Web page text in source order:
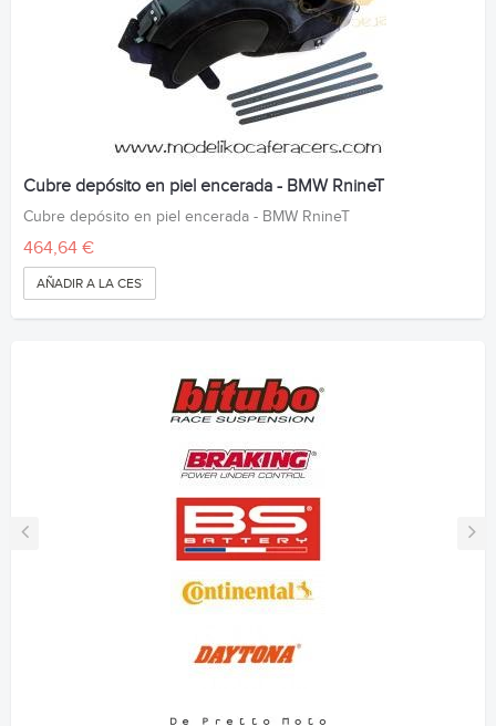
Cubre depósito en piel encerada - BMW RnineT
Cubre depósito en piel encerada - BMW RnineT
464,64 €
AÑADIR A LA CESTA